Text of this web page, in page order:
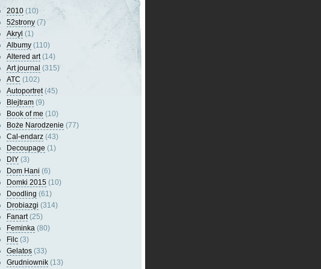
2010 (10)
52strony (7)
Akryl (1)
Albumy (110)
Altered art(14)
Art journal (315)
ATC (102)
Autoportret(45)
Blejtram (9)
Book of me (10)
Boże Narodzenie (77)
Cal-endarz (43)
Decoupage (1)
DIY (3)
Dom Hani (6)
Domki 2015 (10)
Doodling (61)
Drobiazgi (314)
Fanart(25)
Feminka (80)
Filc (3)
Gelatos (33)
Grudniownik (13)